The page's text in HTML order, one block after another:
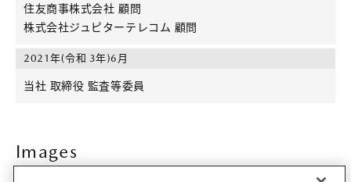
住友商事株式会社 顧問
株式会社ジュピターテレコム 顧問
2021年(令和 3年)6月
当社 取締役 監査等委員
Images